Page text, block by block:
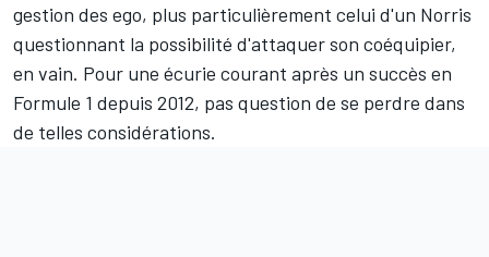
gestion des ego, plus particulièrement celui d'un Norris
questionnant la possibilité d'attaquer son coéquipier,
en vain. Pour une écurie courant après un succès en
Formule 1 depuis 2012, pas question de se perdre dans
de telles considérations.